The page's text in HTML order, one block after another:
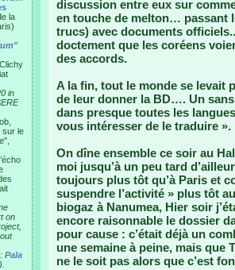
la
in
sur le
on
Pala
discussion entre eux sur
en touche de melton… passant
trucs) avec documents
doctement que les coréens
des accords.
A la fin, tout le monde se levait
de leur donner la BD…. Un
dans presque toutes les
vous intéresser de le traduire
On dîne ensemble ce soir au
moi jusqu’à un peu tard
toujours plus tôt qu’à Paris et
suspendre l’activité » plus tôt
biogaz à Nanumea, Hier soir
encore raisonnable le dossier
pour cause : c’était déjà un
une semaine à peine, mais que
ne le soit pas alors que c’est